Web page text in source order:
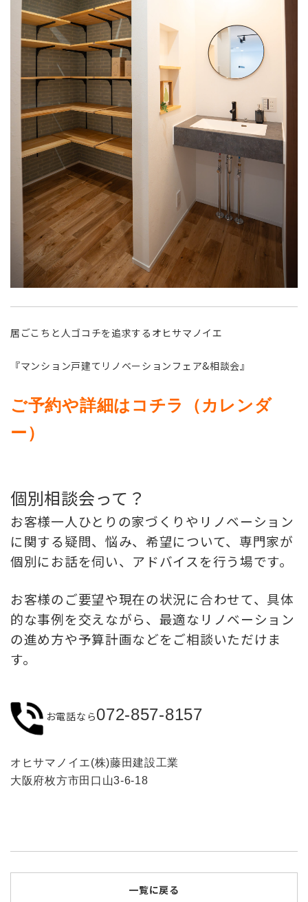
居ごこちと人ゴコチを追求するオヒサマノイエ
『マンション戸建てリノベーションフェア&相談会』
ご予約や詳細はコチラ（カレンダ
ー）
個別相談会って？
お客様一人ひとりの家づくりやリノベーション
に関する疑問、悩み、希望について、専門家が
個別にお話を伺い、アドバイスを行う場です。
お客様のご要望や現在の状況に合わせて、具体
的な事例を交えながら、最適なリノベーション
の進め方や予算計画などをご相談いただけま
す。
お電話なら072-857-8157
オヒサマノイエ(株)藤田建設工業
大阪府枚方市田口山3-6-18
一覧に戻る